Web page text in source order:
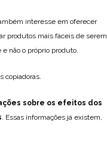
interesse em oferecer
produtos mais fáceis de serem
não o próprio produto.
copiadoras.
sobre os efeitos dos
. Essas informações já existem,